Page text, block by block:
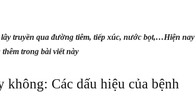
truyền qua đường tiêm, tiếp xúc, nước bọt,…Hiện nay
trong bài viết này
Các dấu hiệu của bệnh